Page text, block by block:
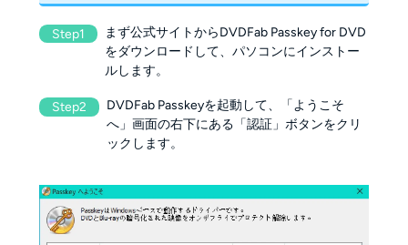
Step1
まず公式サイトからDVDFab Passkey for DVD
をダウンロードして、パソコンにインストー
ルします。
Step2
DVDFab Passkeyを起動して、「ようこそ
へ」画面の右下にある「認証」ボタンをクリ
ックします。